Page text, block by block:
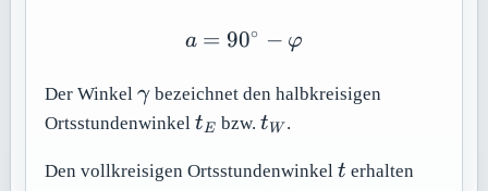
a = 90^\circ - \varphi
a = 90∘ − φ
Der Winkel\gamma
γ bezeichnet den halbkreisigen
Ortsstundenwinkelt_E
tE bzw.t_W
tW .
Den vollkreisigen Ortsstundenwinkelt
t erhalten